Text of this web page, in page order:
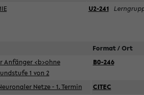
U2-241
Format / Ort
Anfänger <b>ohne
1 von 2
B0-246
Netze - 1. Termin CITEC